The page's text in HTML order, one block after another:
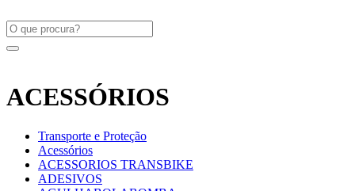
ACESSÓRIOS
Transporte e Proteção
Acessórios
ACESSORIOS TRANSBIKE
ADESIVOS